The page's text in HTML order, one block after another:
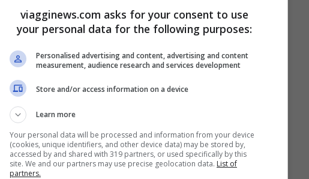
con suo figlio Gennaro e con Enzo è il
. Mentre l’azienda dove lavora in condizioni
ne nel
Caratterizzata da tantissime case
in una zona chiamata degli stagni,
. Il rione che è diventato simbolo della
serie ora è chiamato il Rione dei Murales.
artistica dove sono stati fatti dei
da L’amica geniale.
viagginews.com asks for your consent to use
your personal data for the following purposes:
Personalised advertising and content, advertising and content
measurement, audience research and services development
Store and/or access information on a device
Learn more
Your personal data will be processed and information from your device
(cookies, unique identifiers, and other device data) may be stored by,
accessed by and shared with 319 partners, or used specifically by this
site. We and our partners may use precise geolocation data. List of
partners.